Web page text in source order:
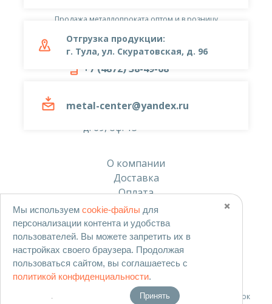
Отгрузка продукции:
г. Тула, ул. Скуратовская, д. 96
metal-center@yandex.ru
Продажа металлопроката оптом и в розницу
+7 (4872) 38-49-68
г. Тула, ул. Тургеневская
д. 69, оф. 15
О компании
Доставка
Оплата
Скачать прайс-лист
Согласие на обработку персональных данных
Политика в отношении обработки персональных данных
Политика использования cookies
Согласие на обработку данных метрическими программами
Согласие на получение рекламных и информационных рассылок
✖️
Мы используем cookie-файлы для
персонализации контента и удобства
пользователей. Вы можете запретить их в
настройках своего браузера. Продолжая
пользоваться сайтом, вы соглашаетесь с
политикой конфиденциальности.
Принять